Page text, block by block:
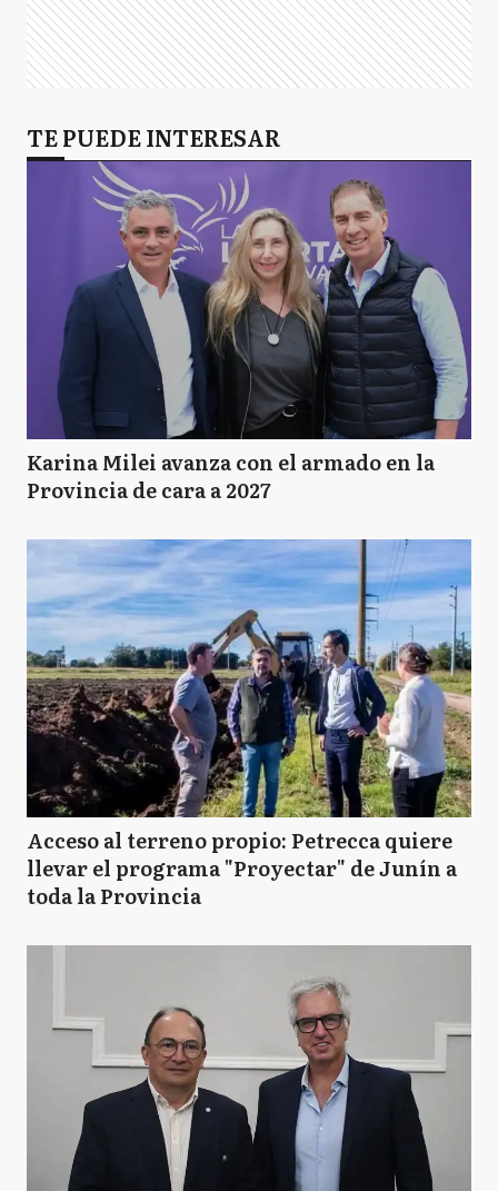
TE PUEDE INTERESAR
Karina Milei avanza con el armado en la
Provincia de cara a 2027
Acceso al terreno propio: Petrecca quiere
llevar el programa "Proyectar" de Junín a
toda la Provincia